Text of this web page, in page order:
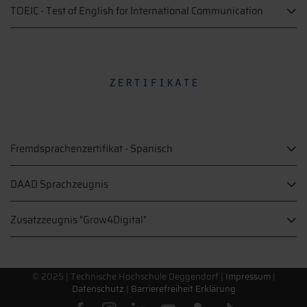
TOEIC - Test of English for International Communication
zertifikate
Fremdsprachenzertifikat - Spanisch
DAAD Sprachzeugnis
Zusatzzeugnis "Grow4Digital"
© 2025 | Technische Hochschule Deggendorf | Impressum |
Datenschutz | Barrierefreiheit Erklärung